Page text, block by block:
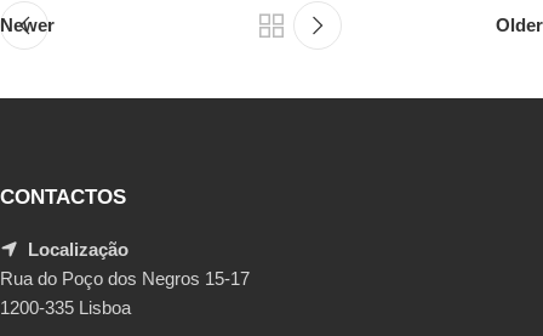
Newer Older
CONTACTOS
Localização
Rua do Poço dos Negros 15-17
1200-335 Lisboa